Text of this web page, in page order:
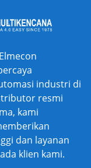
industri di
resmi
kami
dan layanan
klien kami.